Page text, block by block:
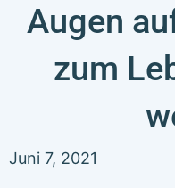
Augen
zum
Juni 7, 2021